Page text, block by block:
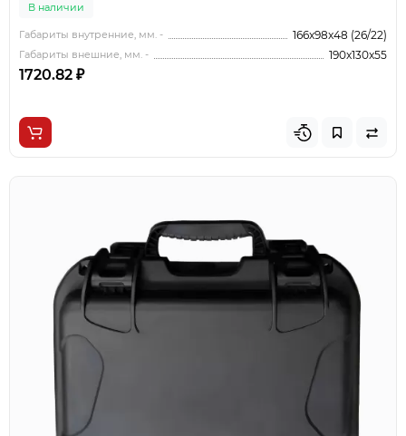
В наличии
Габариты внутренние, мм. - 166x98x48 (26/22)
Габариты внешние, мм. - 190x130x55
1720.82 ₽